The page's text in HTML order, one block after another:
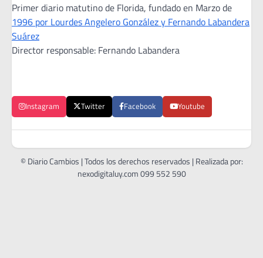
Primer diario matutino de Florida, fundado en Marzo de
1996 por Lourdes Angelero González y Fernando Labandera
Suárez
Director responsable: Fernando Labandera
Instagram Twitter Facebook Youtube